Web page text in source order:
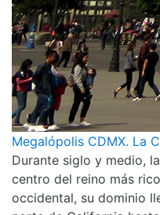
Megalópolis CDMX. La
Durante siglo y medio,
centro del reino más
occidental, su dominio